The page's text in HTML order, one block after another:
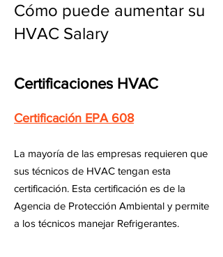
Cómo puede aumentar su
HVAC Salary
Certificaciones HVAC
Certificación EPA 608
La mayoría de las empresas requieren que
sus técnicos de HVAC tengan esta
certificación. Esta certificación es de la
Agencia de Protección Ambiental y permite
a los técnicos manejar Refrigerantes.